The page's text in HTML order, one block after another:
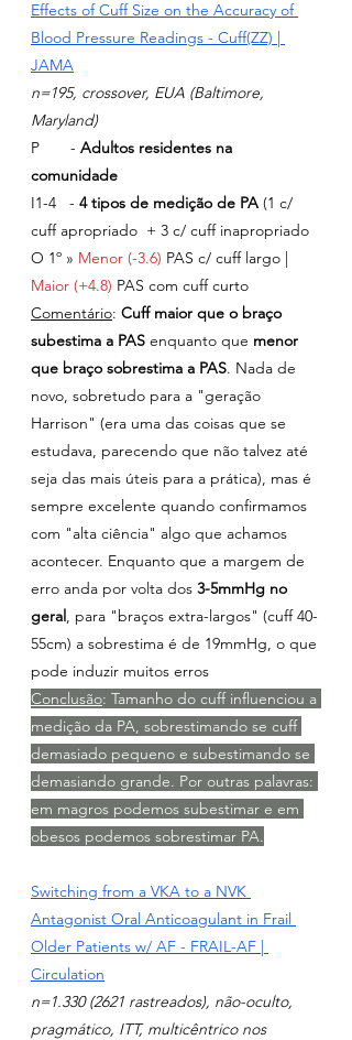
Effects of Cuff Size on the Accuracy of
Blood Pressure Readings - Cuff(ZZ) |
JAMA
n=195, crossover, EUA (Baltimore,
Maryland)
P       - Adultos residentes na
comunidade
I1-4   - 4 tipos de medição de PA (1 c/
cuff apropriado  + 3 c/ cuff inapropriado
O 1º » Menor (-3.6) PAS c/ cuff largo |
Maior (+4.8) PAS com cuff curto
Comentário: Cuff maior que o braço
subestima a PAS enquanto que menor
que braço sobrestima a PAS. Nada de
novo, sobretudo para a "geração
Harrison" (era uma das coisas que se
estudava, parecendo que não talvez até
seja das mais úteis para a prática), mas é
sempre excelente quando confirmamos
com "alta ciência" algo que achamos
acontecer. Enquanto que a margem de
erro anda por volta dos 3-5mmHg no
geral, para "braços extra-largos" (cuff 40-
55cm) a sobrestima é de 19mmHg, o que
pode induzir muitos erros
Conclusão: Tamanho do cuff influenciou a
medição da PA, sobrestimando se cuff
demasiado pequeno e subestimando se
demasiando grande. Por outras palavras:
em magros podemos subestimar e em
obesos podemos sobrestimar PA.
Switching from a VKA to a NVK
Antagonist Oral Anticoagulant in Frail
Older Patients w/ AF - FRAIL-AF |
Circulation
n=1.330 (2621 rastreados), não-oculto,
pragmático, ITT, multicêntrico nos